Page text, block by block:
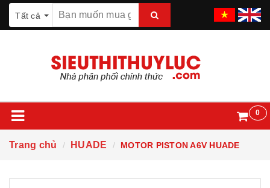
Tất cả
0
Trang chủ HUADE MOTOR PISTON A6V HUADE